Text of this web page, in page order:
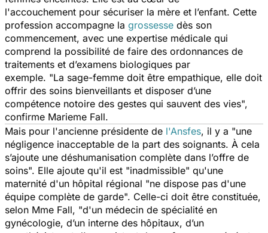
l'accouchement pour sécuriser la mère et l’enfant. Cette
profession accompagne la grossesse dès son
commencement, avec une expertise médicale qui
comprend la possibilité de faire des ordonnances de
traitements et d’examens biologiques par
exemple. "La sage-femme doit être empathique, elle doit
offrir des soins bienveillants et disposer d’une
compétence notoire des gestes qui sauvent des vies",
confirme Marieme Fall.
Mais pour l'ancienne présidente de l'Ansfes, il y a "une
négligence inacceptable de la part des soignants. À cela
s’ajoute une déshumanisation complète dans l’offre de
soins". Elle ajoute qu'il est "inadmissible" qu'une
maternité d'un hôpital régional "ne dispose pas d'une
équipe complète de garde". Celle-ci doit être constituée,
selon Mme Fall, "d'un médecin de spécialité en
gynécologie, d’un interne des hôpitaux, d’un